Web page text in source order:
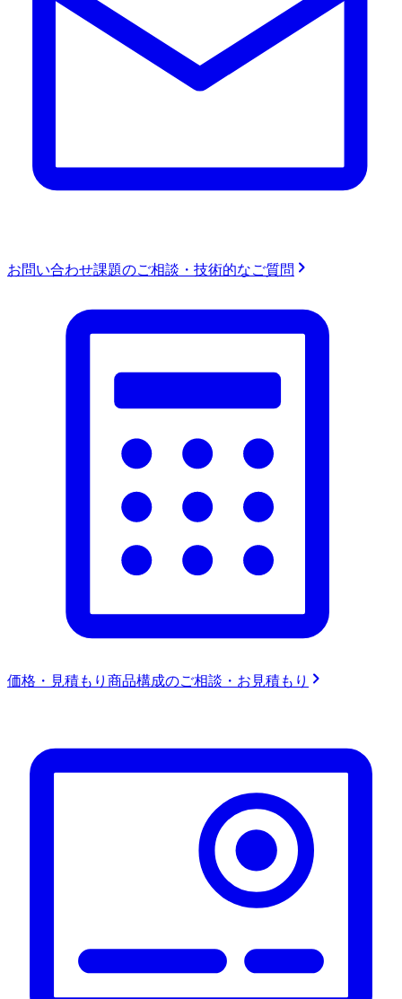
お問い合わせ課題のご相談・技術的なご質問
価格・見積もり 商品構成のご相談・お見積もり